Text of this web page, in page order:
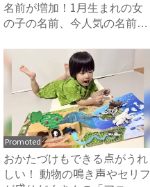
名前が増加！1月生まれの女
の子の名前、今人気の名前
Promoted
おかたづけもできる点がうれ
しい！ 動物の鳴き声やセリフ